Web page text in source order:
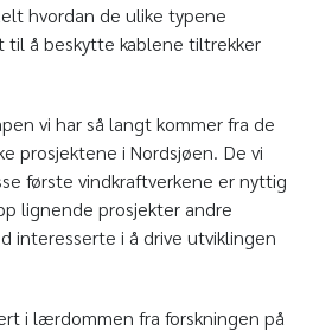
hvordan de ulike typene
til å beskytte kablene tiltrekker
vi har så langt kommer fra de
prosjektene i Nordsjøen. De vi
første vindkraftverkene er nyttig
lignende prosjekter andre
interesserte i å drive utviklingen
i lærdommen fra forskningen på